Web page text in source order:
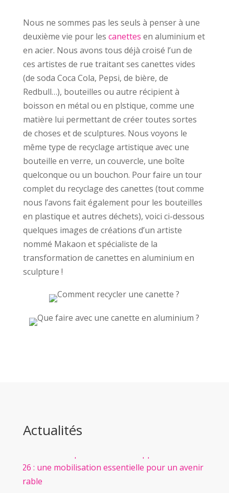
Nous ne sommes pas les seuls à penser à une
deuxième vie pour les canettes en aluminium et
en acier. Nous avons tous déjà croisé l’un de
ces artistes de rue traitant ses canettes vides
(de soda Coca Cola, Pepsi, de bière, de
Redbull…), bouteilles ou autre récipient à
boisson en métal ou en plstique, comme une
matière lui permettant de créer toutes sortes
de choses et de sculptures. Nous voyons le
même type de recyclage artistique avec une
bouteille en verre, un couvercle, une boîte
quelconque ou un bouchon. Pour faire un tour
complet du recyclage des canettes (tout comme
nous l’avons fait également pour les bouteilles
en plastique et autres déchets), voici ci-dessous
quelques images de créations d’un artiste
nommé Makaon et spécialiste de la
transformation de canettes en aluminium en
sculpture !
Actualités